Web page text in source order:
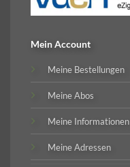
Mein Account
Meine Bestellungen
Meine Abos
Meine Informationen
Meine Adressen